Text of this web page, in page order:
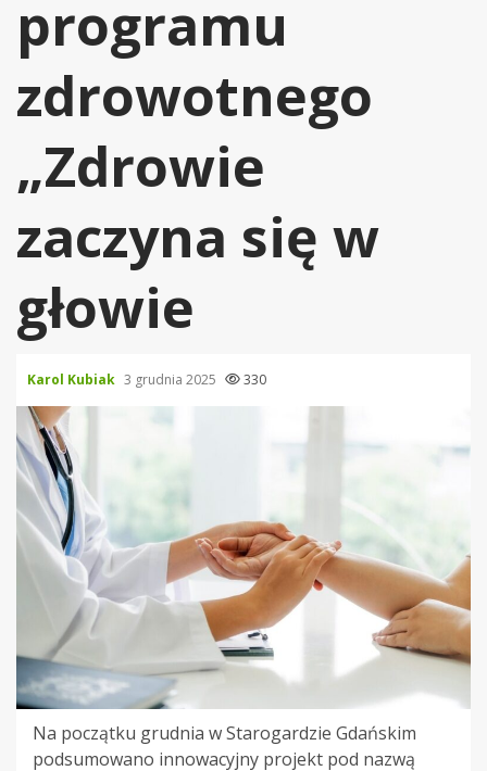
programu
zdrowotnego
„Zdrowie
zaczyna się w
głowie
Karol Kubiak 3 grudnia 2025 330
Na początku grudnia w Starogardzie Gdańskim
podsumowano innowacyjny projekt pod nazwą